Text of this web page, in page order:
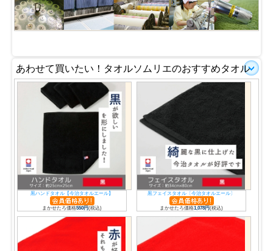
あわせて買いたい！タオルソムリエのおすすめタオル
黒ハンドタオル【今治タオルエール】
まかせたろ価格550円(税込)
黒フェイスタオル〔今治タオルエール〕
まかせたろ価格1,078円(税込)